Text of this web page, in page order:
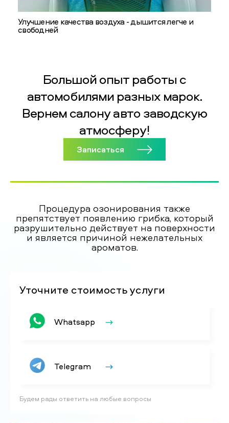
Улучшение качества воздуха - дышится легче и
свободней
Большой опыт работы с
автомобилями разных марок.
Вернем салону авто заводскую
атмосферу!
Записаться
Процедура озонирования также
препятствует появлению грибка, который
разрушительно действует на поверхности
и является причиной нежелательных
ароматов.
Уточните стоимость услуги
Whatsapp
Telegram
Будем рады ответить на любые вопросы